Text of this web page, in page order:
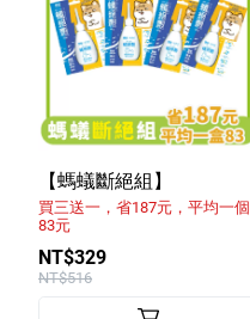
【螞蟻斷絕組】
買三送一，省187元，平均一個
83元
NT$329
NT$516